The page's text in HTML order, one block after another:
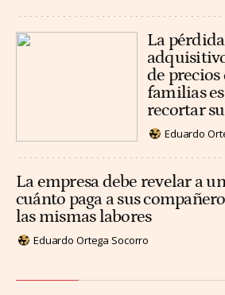
La
de precios
familias
recortar
Eduardo
La empresa debe revelar a
cuánto paga a sus
las mismas labores
Eduardo Ortega Socorro